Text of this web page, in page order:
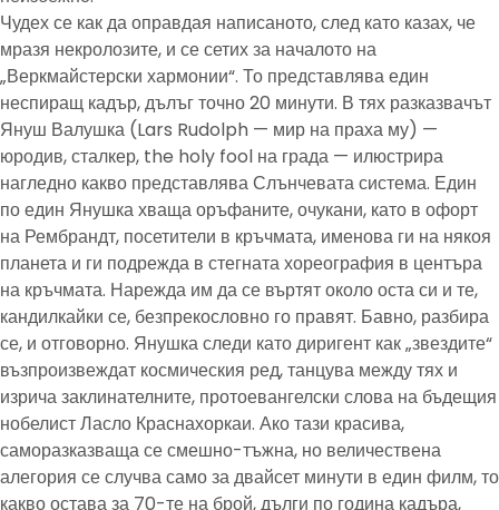
Чудех се как да оправдая написаното, след като казах, че
мразя некролозите, и се сетих за началото на
„Веркмайстерски хармонии“. То представлява един
неспиращ кадър, дълъг точно 20 минути. В тях разказвачът
Януш Валушка (Lars Rudolph — мир на праха му) —
юродив, сталкер, the holy fool на града — илюстрира
нагледно какво представлява Слънчевата система. Един
по един Янушка хваща оръфаните, очукани, като в офорт
на Рембрандт, посетители в кръчмата, именова ги на някоя
планета и ги подрежда в стегната хореография в центъра
на кръчмата. Нарежда им да се въртят около оста си и те,
кандилкайки се, безпрекословно го правят. Бавно, разбира
се, и отговорно. Янушка следи като диригент как „звездите“
възпроизвеждат космическия ред, танцува между тях и
изрича заклинателните, протоевангелски слова на бъдещия
нобелист Ласло Краснахоркаи. Ако тази красива,
саморазказваща се смешно-тъжна, но величествена
алегория се случва само за двайсет минути в един филм, то
какво остава за 70-те на брой, дълги по година кадъра,